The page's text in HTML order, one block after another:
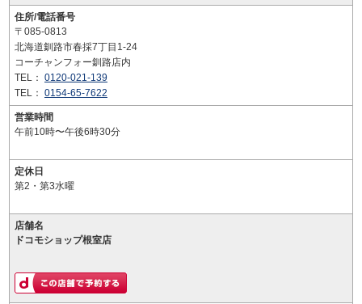
住所/電話番号
〒085-0813
北海道釧路市春採7丁目1-24
コーチャンフォー釧路店内
TEL： 0120-021-139
TEL： 0154-65-7622
営業時間
午前10時〜午後6時30分
定休日
第2・第3水曜
店舗名
ドコモショップ根室店